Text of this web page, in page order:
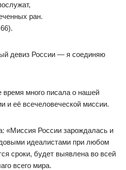
ран.
девиз России — я соединяю
много писала о нашей
и её всечеловеческой миссии.
«Миссия России зарождалась и
идеалистами при любом
сроки, будет выявлена во всей
всего мира.